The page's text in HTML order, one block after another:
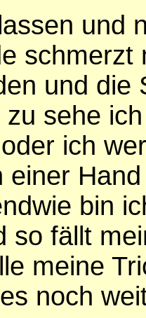
und
und die
zu sehe
ich
einer
bin
so fällt
meine
noch